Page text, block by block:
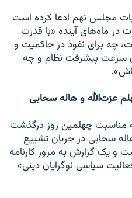
مجلس نهم ادعا کرده است
در ماه‌های آینده «با قدرت
چه برای نفوذ در حاکمیت و
سرعت پیشرفت نظام و چه
عزت‌الله و هاله سحابی
مناسبت چهلمین روز درگذشت
سحابی در جریان تشییع
و یک گزارش به مرور کارنامه
سیاسی نوگرایان دینی»